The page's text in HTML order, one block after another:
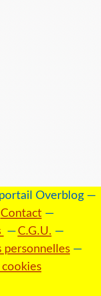
Overblog
Contact
C.G.U.
personnelles
cookies